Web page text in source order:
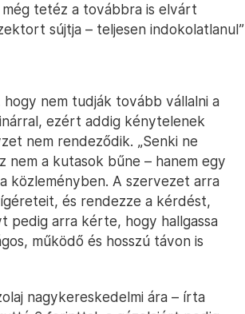
tetéz a továbbra is elvárt
sújtja – teljesen indokolatlanul”
nem tudják tovább vállalni a
ezért addig kénytelenek
nem rendeződik. „Senki ne
nem a kutasok bűne – hanem egy
közleményben. A szervezet arra
és rendezze a kérdést,
pedig arra kérte, hogy hallgassa
működő és hosszú távon is
nagykereskedelmi ára – írta